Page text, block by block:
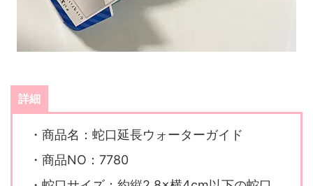
詳細
・商品名：蛇口延長ウォーターガイド
・商品NO：7780